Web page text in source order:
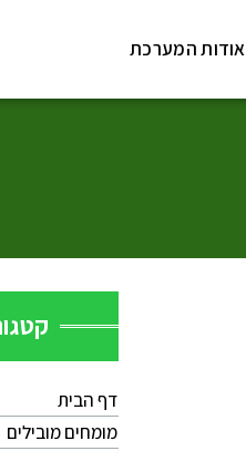
אודות המערכת
דף הבית
מומחים מובילים